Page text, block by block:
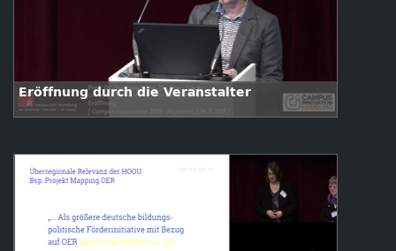
Eröffnung durch die Veranstalter